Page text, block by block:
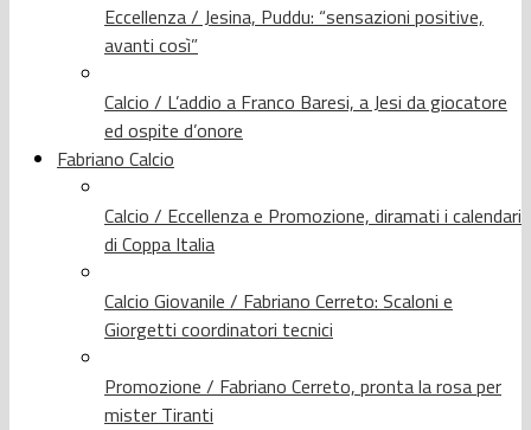
Eccellenza / Jesina, Puddu: “sensazioni positive,
avanti così”
Calcio / L’addio a Franco Baresi, a Jesi da giocatore
ed ospite d’onore
Fabriano Calcio
Calcio / Eccellenza e Promozione, diramati i calendari
di Coppa Italia
Calcio Giovanile / Fabriano Cerreto: Scaloni e
Giorgetti coordinatori tecnici
Promozione / Fabriano Cerreto, pronta la rosa per
mister Tiranti